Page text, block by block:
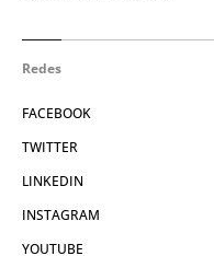
Redes
FACEBOOK
TWITTER
LINKEDIN
INSTAGRAM
YOUTUBE